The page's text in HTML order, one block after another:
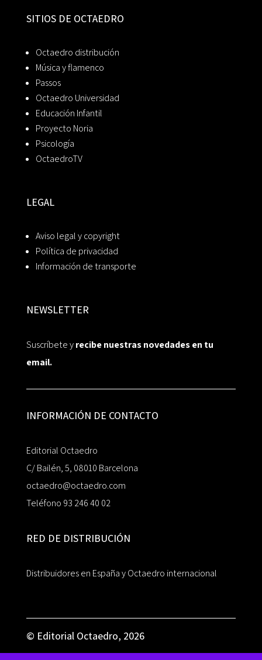
SITIOS DE OCTAEDRO
Octaedro distribución
Música y flamenco
Passos
Octaedro Universidad
Educación Infantil
Proyecto Noria
Psicología
OctaedroTV
LEGAL
Aviso legal y copyright
Política de privacidad
Información de transporte
NEWSLETTER
Suscríbete yrecibe nuestras novedades en tu
email.
INFORMACIÓN DE CONTACTO
Editorial Octaedro
C/ Bailén, 5, 08010 Barcelona
octaedro@octaedro.com
Teléfono 93 246 40 02
RED DE DISTRIBUCIÓN
Distribuidores en España y Octaedro internacional
© Editorial Octaedro, 2026